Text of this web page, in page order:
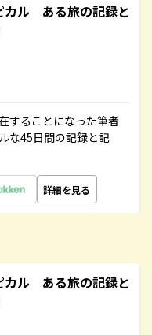
カル ある旅の記録と
することになった筆者
な45日間の記録と記
詳細を見る
カル ある旅の記録と